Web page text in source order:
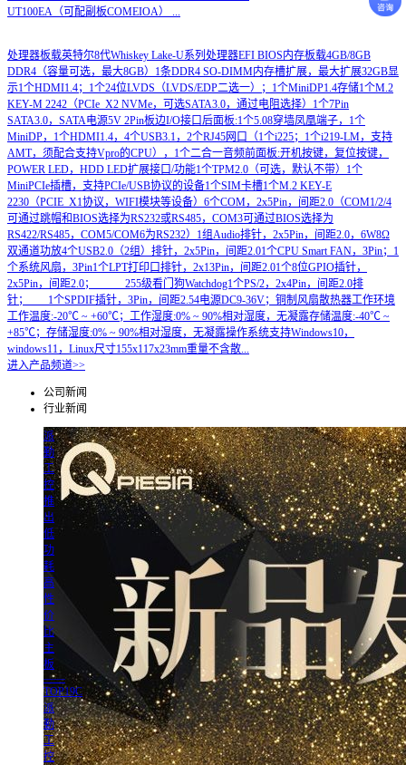
UT100EA（可配副板COMEIOA） ...
处理器板载英特尔8代Whiskey Lake-U系列处理器EFI BIOS内存板载4GB/8GB
DDR4（容量可选，最大8GB）1条DDR4 SO-DIMM内存槽扩展，最大扩展32GB显
示1个HDMI1.4；1个24位LVDS（LVDS/EDP二选一）；1个MiniDP1.4存储1个M.2
KEY-M 2242（PCIe_X2 NVMe，可选SATA3.0，通过电阻选择）1个7Pin
SATA3.0，SATA电源5V 2Pin板边I/O接口后面板:1个5.08穿墙凤凰端子，1个
MiniDP，1个HDMI1.4，4个USB3.1，2个RJ45网口（1个i225；1个i219-LM，支持
AMT，须配合支持Vpro的CPU），1个二合一音频前面板:开机按键，复位按键，
POWER LED，HDD LED扩展接口/功能1个TPM2.0（可选，默认不带）1个
MiniPCIe插槽，支持PCIe/USB协议的设备1个SIM卡槽1个M.2 KEY-E
2230（PCIE_X1协议，WIFI模块等设备）6个COM，2x5Pin，间距2.0（COM1/2/4
可通过跳帽和BIOS选择为RS232或RS485，COM3可通过BIOS选择为
RS422/RS485，COM5/COM6为RS232）1组Audio排针，2x5Pin，间距2.0，6W8Ω
双通道功放4个USB2.0（2组）排针，2x5Pin，间距2.01个CPU Smart FAN，3Pin；1
个系统风扇，3Pin1个LPT打印口排针，2x13Pin，间距2.01个8位GPIO插针，
2x5Pin，间距2.0； 255级看门狗Watchdog1个PS/2，2x4Pin，间距2.0排
针； 1个SPDIF插针，3Pin，间距2.54电源DC9-36V；铜制风扇散热器工作环境
工作温度:-20℃ ~ +60℃；工作湿度:0% ~ 90%相对湿度，无凝露存储温度:-40℃ ~
+85℃；存储湿度:0% ~ 90%相对湿度，无凝露操作系统支持Windows10，
windows11，Linux尺寸155x117x23mm重量不含散...
进入产品频道>>
公司新闻
行业新闻
派
勤
工
控
推
出
低
功
耗
高
性
价
比
主
板
——
TOP19C
派
勤
工
控